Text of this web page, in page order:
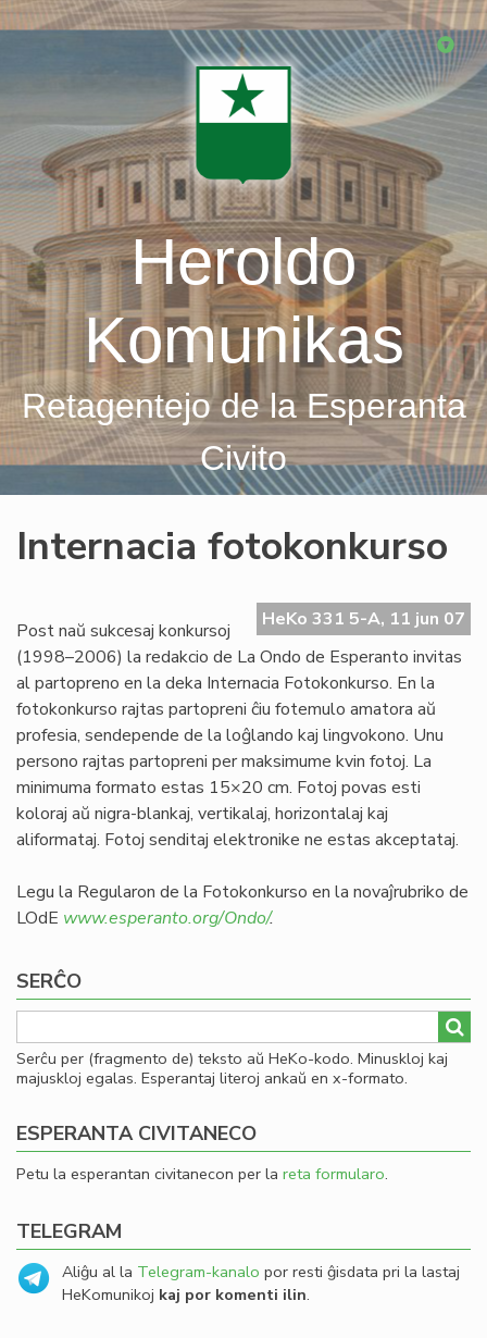
Skip
Heroldo
Komunikas
Retagentejo de la Esperanta
Civito
Internacia fotokonkurso
HeKo 331 5-A, 11 jun 07
Post naŭ sukcesaj konkursoj
(1998–2006) la redakcio de La Ondo de Esperanto invitas
al partopreno en la deka Internacia Fotokonkurso. En la
fotokonkurso rajtas partopreni ĉiu fotemulo amatora aŭ
profesia, sendepende de la loĝlando kaj lingvokono. Unu
persono rajtas partopreni per maksimume kvin fotoj. La
minimuma formato estas 15×20 cm. Fotoj povas esti
koloraj aŭ nigra-blankaj, vertikalaj, horizontalaj kaj
aliformataj. Fotoj senditaj elektronike ne estas akceptataj.
Legu la Regularon de la Fotokonkurso en la novaĵrubriko de
LOdE www.esperanto.org/Ondo/.
SERĈO
Serĉu per (fragmento de) teksto aŭ HeKo-kodo. Minuskloj kaj
majuskloj egalas. Esperantaj literoj ankaŭ en x-formato.
ESPERANTA CIVITANECO
Petu la esperantan civitanecon per la reta formularo.
TELEGRAM
Aliĝu al la Telegram-kanalo por resti ĝisdata pri la lastaj
HeKomunikoj kaj por komenti ilin.